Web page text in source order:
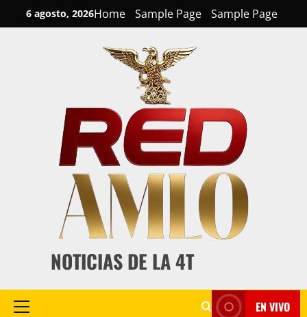
to
6 agosto, 2026Home Sample Page Sample Page
NOTICIAS DE LA 4T
Primary
EN VIVO